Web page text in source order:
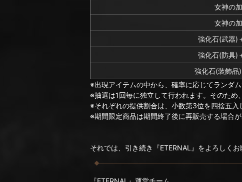
女神の
女神の
強化石(武器)
強化石(防具)
強化石(装飾品
※出現アイテムの中から、確率に応じてランダ
※抽選は1回毎に独立して行われます。そのため
※それぞれの提供割合は、小数第3位を四捨五入
※期間限定商品は期間終了後に再販売する場合が
それでは、引き続き『ETERNAL』をよろしくお